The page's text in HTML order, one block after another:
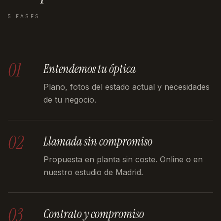
5 FASES
01 Entendemos tu óptica
Plano, fotos del estado actual y necesidades
de tu negocio.
02 Llamada sin compromiso
Propuesta en planta sin coste. Online o en
nuestro estudio de Madrid.
03 Contrato y compromiso